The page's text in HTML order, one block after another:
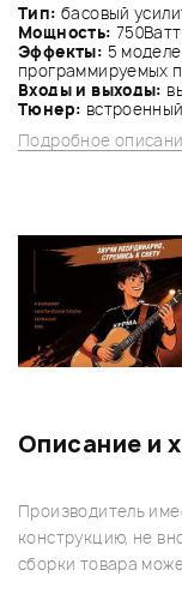
Тип: басовый
Мощность: 750Ватт
Эффекты: 5
программируемых
Входы и выходы:
Тюнер:
Подробное
Описание и
Производитель
конструкцию, не
сборки товара